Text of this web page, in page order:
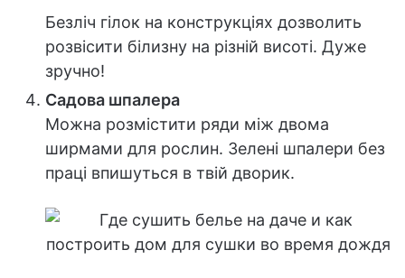
Безліч гілок на конструкціях дозволить
розвісити білизну на різній висоті. Дуже
зручно!
Садова шпалера
Можна розмістити ряди між двома
ширмами для рослин. Зелені шпалери без
праці впишуться в твій дворик.